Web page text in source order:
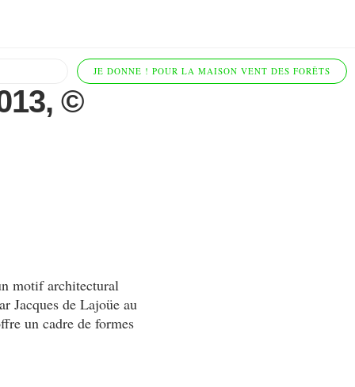
JE DONNE ! POUR LA MAISON VENT DES FORÊTS
©
motif architectural
Jacques de Lajoüe au
un cadre de formes